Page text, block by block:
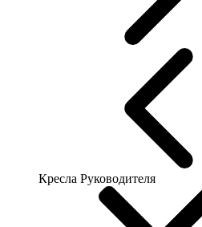
Кресла Руководителя